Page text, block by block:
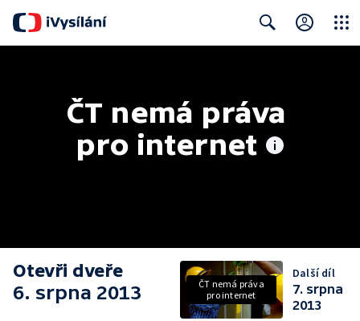
ČT nemá práva
pro internet
Otevři dveře
6. srpna 2013
ČT nemá práva
pro internet
Další díl
7. srpna
2013